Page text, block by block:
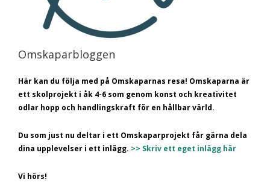
Omskaparbloggen
Här kan du följa med på Omskaparnas resa! Omskaparna är
ett skolprojekt i åk 4-6 som genom konst och kreativitet
odlar hopp och handlingskraft för en hållbar värld.
Du som just nu deltar i ett Omskaparprojekt får gärna dela
dina upplevelser i ett inlägg. >> Skriv ett eget inlägg här
Vi hörs!